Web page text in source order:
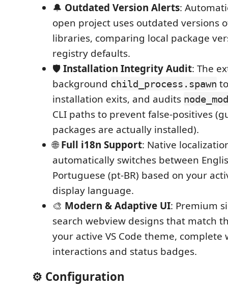
🔔 Outdated Version Alerts:
open project uses outdated versions
libraries, comparing local package
registry defaults.
🛡️Installation Integrity Audit: The
background child_process.spawn
installation exits, and audits
CLI paths to prevent false-positives
packages are actually installed).
🌐Full i18n Support: Native
automatically switches between
Portuguese (pt-BR) based on your
display language.
🎨 Modern & Adaptive UI: Premium
search webview designs that match
your active VS Code theme, complete
interactions and status badges.
⚙️ Configuration